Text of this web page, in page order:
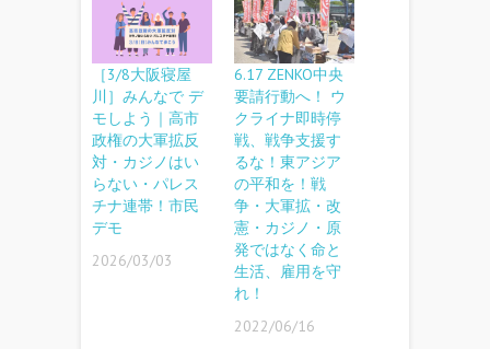
［3/8大阪寝屋
川］みんなで デ
モしよう｜高市
政権の大軍拡反
対・カジノはい
らない・パレス
チナ連帯！市民
デモ
2026/03/03
6.17 ZENKO中央
要請行動へ！ ウ
クライナ即時停
戦、戦争支援す
るな！東アジア
の平和を！戦
争・大軍拡・改
憲・カジノ・原
発ではなく命と
生活、雇用を守
れ！
2022/06/16